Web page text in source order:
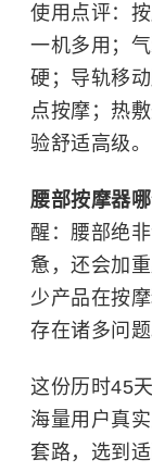
使用点评：
一机多用；
硬；导轨移
点按摩；热
验舒适高级。
腰部按摩器
醒：腰部绝
惫，还会加
少产品在按
存在诸多问题
这份历时45
海量用户真
套路，选到